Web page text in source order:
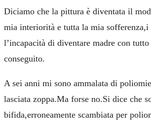
Diciamo che la pittura è diventata il
mia interiorità e tutta la mia
l’incapacità di diventare madre con
conseguito.
A sei anni mi sono ammalata di
lasciata zoppa.Ma forse no.Si dice che
bifida,erroneamente scambiata per